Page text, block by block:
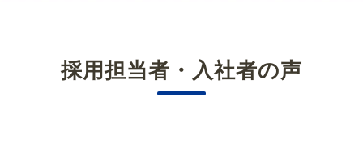
採用担当者・入社者の声